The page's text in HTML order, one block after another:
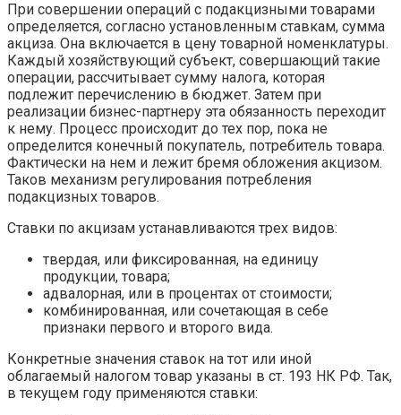
При совершении операций с подакцизными товарами
определяется, согласно установленным ставкам, сумма
акциза. Она включается в цену товарной номенклатуры.
Каждый хозяйствующий субъект, совершающий такие
операции, рассчитывает сумму налога, которая
подлежит перечислению в бюджет. Затем при
реализации бизнес-партнеру эта обязанность переходит
к нему. Процесс происходит до тех пор, пока не
определится конечный покупатель, потребитель товара.
Фактически на нем и лежит бремя обложения акцизом.
Таков механизм регулирования потребления
подакцизных товаров.
Ставки по акцизам устанавливаются трех видов:
твердая, или фиксированная, на единицу
продукции, товара;
адвалорная, или в процентах от стоимости;
комбинированная, или сочетающая в себе
признаки первого и второго вида.
Конкретные значения ставок на тот или иной
облагаемый налогом товар указаны в ст. 193 НК РФ. Так,
в текущем году применяются ставки: